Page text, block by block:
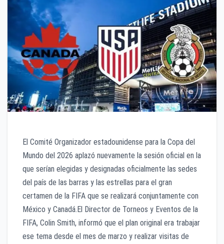
El Comité Organizador estadounidense para la Copa del
Mundo del 2026 aplazó nuevamente la sesión oficial en la
que serían elegidas y designadas oficialmente las sedes
del país de las barras y las estrellas para el gran
certamen de la FIFA que se realizará conjuntamente con
México y Canadá.El Director de Torneos y Eventos de la
FIFA, Colin Smith, informó que el plan original era trabajar
ese tema desde el mes de marzo y realizar visitas de